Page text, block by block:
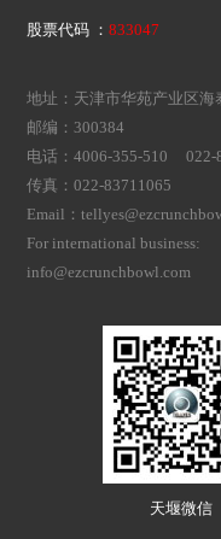
股票代码 ：833047
地址：天津市华苑产业区海
邮编：300384
电话：4006-355-510 022-
传真：022-83711065
Email：
For international business:
info@ezcrunchbowl.com
天堰微信